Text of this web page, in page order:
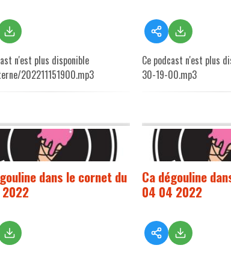
n'est plus disponible
202211151900.mp3
Ce podcast n'est plus
30-19-00.mp3
dans le cornet du
Ca dégouline
04 04 2022